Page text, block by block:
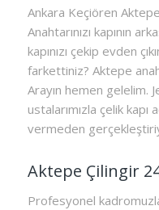
Ankara Keçiören
Anahtarınızı kapının
kapınızı çekip evden
farkettiniz? Aktepe
Arayın hemen gelelim.
ustalarımızla çelik kapı
vermeden
Aktepe Çilingir
Profesyonel